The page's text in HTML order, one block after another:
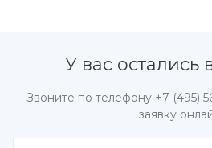
У вас остались
Звоните по телефону +7 (495)
заявку